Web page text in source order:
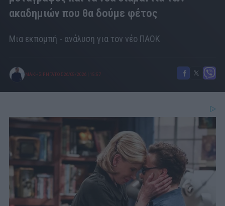
ακαδημιών που θα δούμε φέτος
Μια εκπομπή - ανάλυση για τον νέο ΠΑΟΚ
ΜΑΚΗΣ ΡΗΓΑΤΟΣ 26/05/2026 15:57